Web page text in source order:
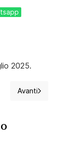
2025.
certificato IRC?
Articolo
Avanti